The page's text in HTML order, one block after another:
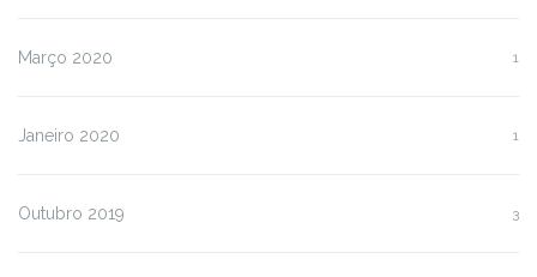
Março 2020 1
Janeiro 2020 1
Outubro 2019 3